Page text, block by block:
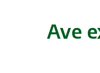
Ave